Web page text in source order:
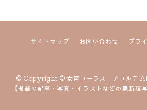
サイトマップ お問い合わせ プラ
© Copyright © 女声コーラス アコルデ
【掲載の記事・写真・イラストなどの無断複